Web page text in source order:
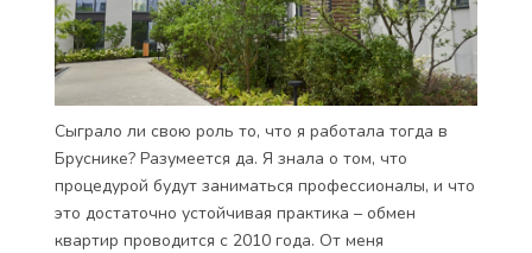
Сыграло ли свою роль то, что я работала тогда в
Бруснике? Разумеется да. Я знала о том, что
процедурой будут заниматься профессионалы, и что
это достаточно устойчивая практика – обмен
квартир проводится с 2010 года. От меня